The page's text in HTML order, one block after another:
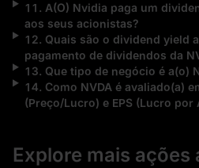
11 . A(O) Nvidia paga um
aos seus acionistas?
12. Quais são o dividend yield
pagamento de dividendos da
13. Que tipo de negócio é a(o)
14. Como NVDA é avaliado(a)
(Preço/Lucro) e EPS (Lucro por
Explore mais ações